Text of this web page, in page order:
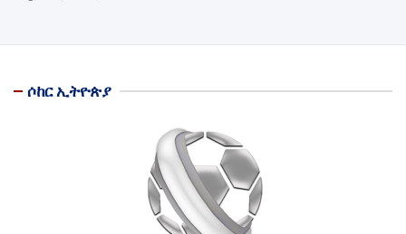
ሶከር ኢትዮጵያ